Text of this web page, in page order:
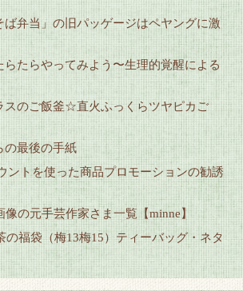
ば弁当」の旧パッゲージはペヤングに激
らたらやってみよう〜生理的覚醒による
スのご飯釜☆直火ふっくらツヤピカご
の最後の手紙
ントを使った商品プロモーションの勧誘
の元手芸作家さま一覧【minne】
の福袋（梅13梅15）ティーバッグ・ネタ